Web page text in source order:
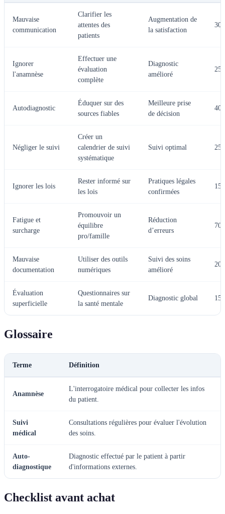
Mauvaise
communication
Clarifier les
attentes des
patients
Augmentation de
la satisfaction
Ignorer
l'anamnèse
Effectuer une
évaluation
complète
Diagnostic
amélioré
Autodiagnostic
Éduquer sur des
sources fiables
Meilleure prise
de décision
Négliger le suivi
Créer un
calendrier de suivi
systématique
Suivi optimal
Ignorer les lois
Rester informé sur
les lois
Pratiques légales
confirmées
Fatigue et
surcharge
Promouvoir un
équilibre
pro/famille
Réduction
d’erreurs
Mauvaise
documentation
Utiliser des outils
numériques
Suivi des soins
amélioré
Évaluation
superficielle
Questionnaires sur
la santé mentale
Diagnostic global
Glossaire
Terme Définition
Anamnèse
L'interrogatoire médical pour collecter les infos
du patient.
Suivi
médical
Consultations régulières pour évaluer l'évolution
des soins.
Auto-
diagnostique
Diagnostic effectué par le patient à partir
d'informations externes.
Checklist avant achat